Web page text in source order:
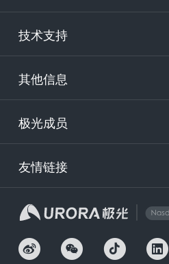
技术支持
其他信息
极光成员
友情链接